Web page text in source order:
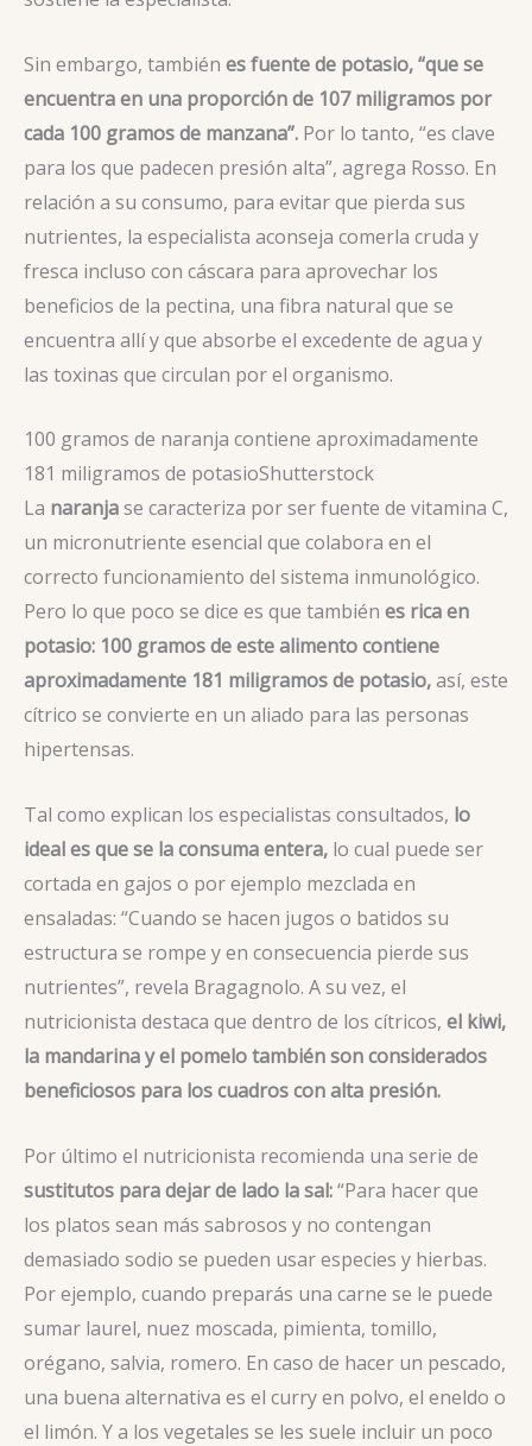
Sin embargo, también es fuente de potasio, “que se
encuentra en una proporción de 107 miligramos por
cada 100 gramos de manzana”. Por lo tanto, “es clave
para los que padecen presión alta”, agrega Rosso. En
relación a su consumo, para evitar que pierda sus
nutrientes, la especialista aconseja comerla cruda y
fresca incluso con cáscara para aprovechar los
beneficios de la pectina, una fibra natural que se
encuentra allí y que absorbe el excedente de agua y
las toxinas que circulan por el organismo.
100 gramos de naranja contiene aproximadamente
181 miligramos de potasioShutterstock
La naranjase caracteriza por ser fuente de vitamina C,
un micronutriente esencial que colabora en el
correcto funcionamiento del sistema inmunológico.
Pero lo que poco se dice es que también es rica en
potasio: 100 gramos de este alimento contiene
aproximadamente 181 miligramos de potasio,así, este
cítrico se convierte en un aliado para las personas
hipertensas.
Tal como explican los especialistas consultados, lo
ideal es que se la consuma entera, lo cual puede ser
cortada en gajos o por ejemplo mezclada en
ensaladas: “Cuando se hacen jugos o batidos su
estructura se rompe y en consecuencia pierde sus
nutrientes”, revela Bragagnolo. A su vez, el
nutricionista destaca que dentro de los cítricos, el kiwi,
la mandarina y el pomelo también son considerados
beneficiosos para los cuadros con alta presión.
Por último el nutricionista recomienda una serie de
sustitutos para dejar de lado la sal:“Para hacer que
los platos sean más sabrosos y no contengan
demasiado sodio se pueden usar especies y hierbas.
Por ejemplo, cuando preparás una carne se le puede
sumar laurel, nuez moscada, pimienta, tomillo,
orégano, salvia, romero. En caso de hacer un pescado,
una buena alternativa es el curry en polvo, el eneldo o
el limón. Y a los vegetales se les suele incluir un poco